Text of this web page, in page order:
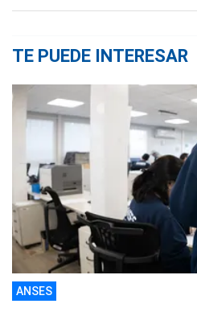
TE PUEDE INTERESAR
ANSES